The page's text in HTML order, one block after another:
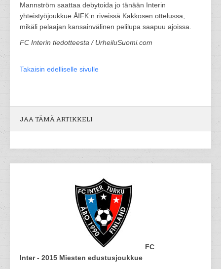
Mannström saattaa debytoida jo tänään Interin
yhteistyöjoukkue ÅIFK:n riveissä Kakkosen ottelussa,
mikäli pelaajan kansainvälinen pelilupa saapuu ajoissa.
FC Interin tiedotteesta / UrheiluSuomi.com
Takaisin edelliselle sivulle
JAA TÄMÄ ARTIKKELI
FC
Inter - 2015 Miesten edustusjoukkue